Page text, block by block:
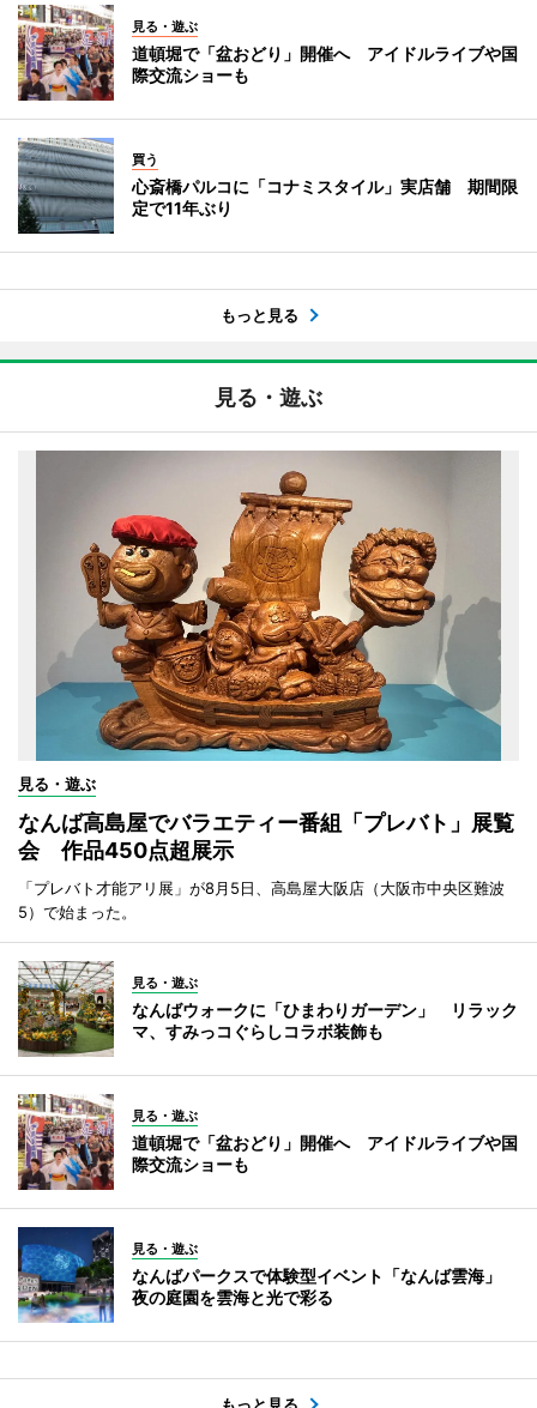
見る・遊ぶ
道頓堀で「盆おどり」開催へ アイドルライブや国
際交流ショーも
買う
心斎橋パルコに「コナミスタイル」実店舗 期間限
定で11年ぶり
もっと見る
見る・遊ぶ
見る・遊ぶ
なんば高島屋でバラエティー番組「プレバト」展覧
会 作品450点超展示
「プレバト才能アリ展」が8月5日、高島屋大阪店（大阪市中央区難波
5）で始まった。
見る・遊ぶ
なんばウォークに「ひまわりガーデン」 リラック
マ、すみっコぐらしコラボ装飾も
見る・遊ぶ
道頓堀で「盆おどり」開催へ アイドルライブや国
際交流ショーも
見る・遊ぶ
なんばパークスで体験型イベント「なんば雲海」
夜の庭園を雲海と光で彩る
もっと見る